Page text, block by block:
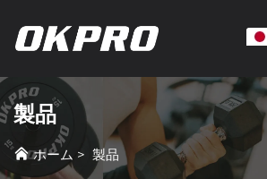
製品
ホーム > 製品